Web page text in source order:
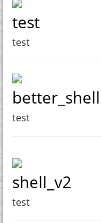
test
test
better_shell
test
shell_v2
test